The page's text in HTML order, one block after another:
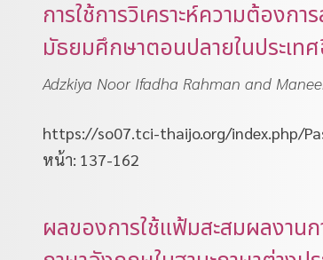
การใช้การวิเคราะห์ความต้องก
มัธยมศึกษาตอนปลายในประเท
Adzkiya Noor Ifadha Rahman and
https://so07.tci-thaijo.org/index.php/
หน้า: 137-162
ผลของการใช้แฟ้มสะสมผลงา